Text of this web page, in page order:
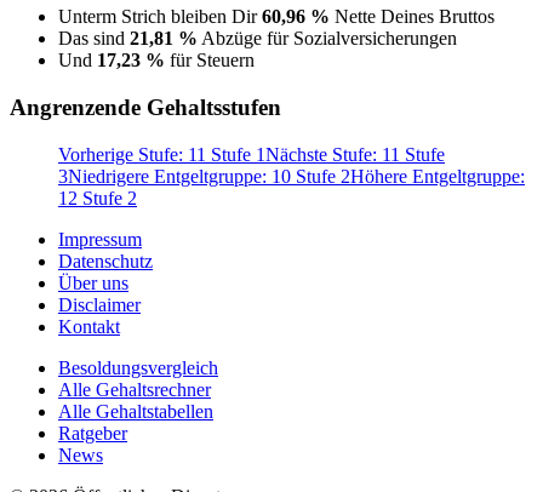
Unterm Strich bleiben Dir60,96 % Nette Deines Bruttos
Das sind 21,81 % Abzüge für Sozialversicherungen
Und 17,23 % für Steuern
Angrenzende Gehaltsstufen
Vorherige Stufe: 11 Stufe 1Nächste Stufe: 11 Stufe
3Niedrigere Entgeltgruppe: 10 Stufe 2Höhere Entgeltgruppe:
12 Stufe 2
Impressum
Datenschutz
Über uns
Disclaimer
Kontakt
Besoldungsvergleich
Alle Gehaltsrechner
Alle Gehaltstabellen
Ratgeber
News